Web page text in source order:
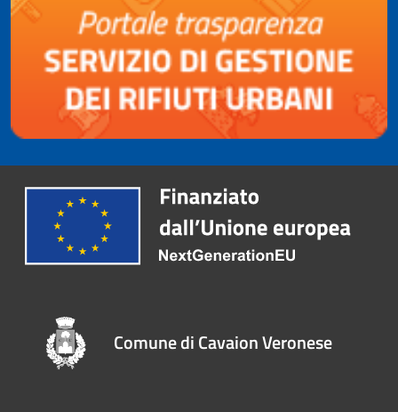
Comune di Cavaion Veronese